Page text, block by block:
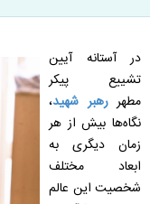
در آستانه آیین
تشییع پیکر
مطهررهبر شهید،
نگاه‌ها بیش از هر
زمان دیگری به
ابعاد مختلف
شخصیت این عالم